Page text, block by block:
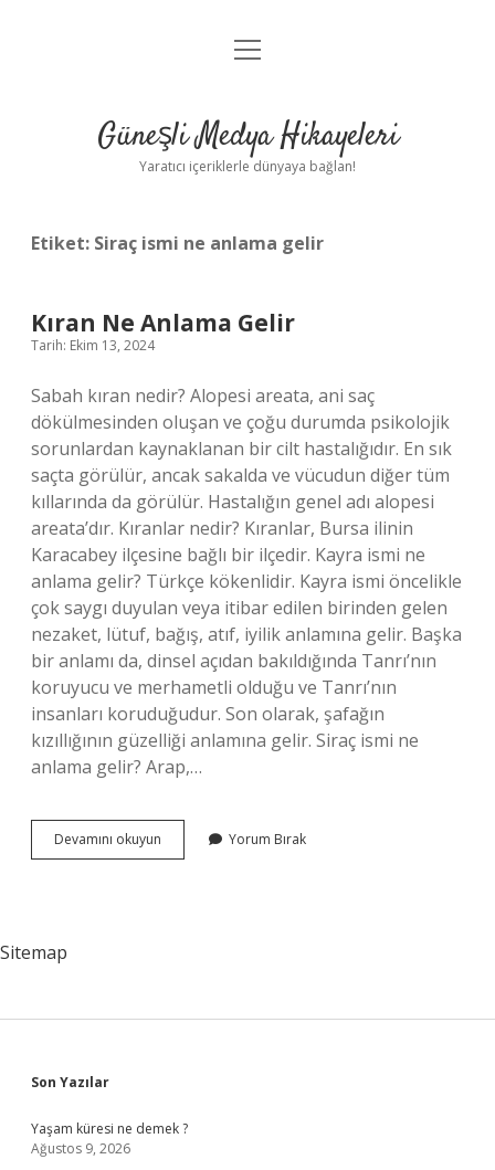
Anasayfa
Yasal Uyarı
menüyü
Güneşli Medya Hikayeleri
Yaratıcı içeriklerle dünyaya bağlan!
Etiket: Siraç ismi ne anlama gelir
Kıran Ne Anlama Gelir
Tarih: Ekim 13, 2024
Sabah kıran nedir? Alopesi areata, ani saç
dökülmesinden oluşan ve çoğu durumda psikolojik
sorunlardan kaynaklanan bir cilt hastalığıdır. En sık
saçta görülür, ancak sakalda ve vücudun diğer tüm
kıllarında da görülür. Hastalığın genel adı alopesi
areata’dır. Kıranlar nedir? Kıranlar, Bursa ilinin
Karacabey ilçesine bağlı bir ilçedir. Kayra ismi ne
anlama gelir? Türkçe kökenlidir. Kayra ismi öncelikle
çok saygı duyulan veya itibar edilen birinden gelen
nezaket, lütuf, bağış, atıf, iyilik anlamına gelir. Başka
bir anlamı da, dinsel açıdan bakıldığında Tanrı’nın
koruyucu ve merhametli olduğu ve Tanrı’nın
insanları koruduğudur. Son olarak, şafağın
kızıllığının güzelliği anlamına gelir. Siraç ismi ne
anlama gelir? Arap,…
Devamını okuyun
Ne
Yorum Bırak
Sitemap
Sidebar
Son Yazılar
Yaşam küresi ne demek ?
Ağustos 9, 2026